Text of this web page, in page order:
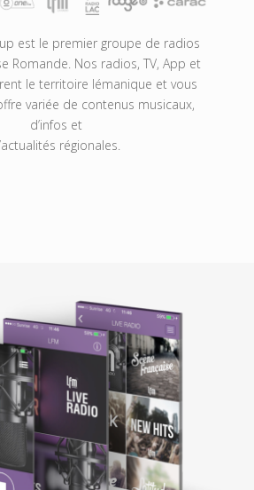
est le premier groupe de radios
Romande. Nos radios, TV, App et
le territoire lémanique et vous
variée de contenus musicaux,
d’infos et
régionales.